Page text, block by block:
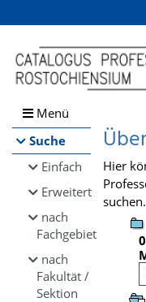
Browsen
direkt zum Inhalt
Menü
Suche
Einfach
Erweitert
nach
Fachgebiet
nach
Fakultät /
Sektion
Hier
suchen.